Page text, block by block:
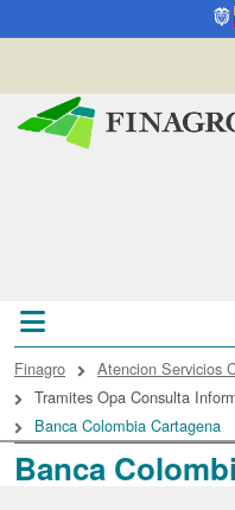
Pasar al contenido principal
Banca
Finagro
Atencion Servicios
Tramites Opa Consulta
Banca Colombia Cartagena